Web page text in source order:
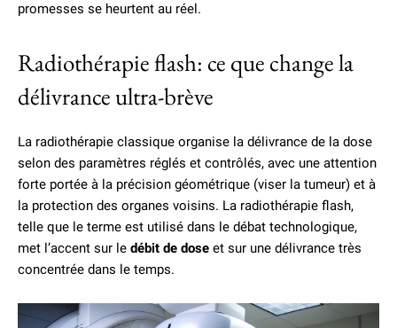
promesses se heurtent au réel.
Radiothérapie flash: ce que change la
délivrance ultra-brève
La radiothérapie classique organise la délivrance de la dose
selon des paramètres réglés et contrôlés, avec une attention
forte portée à la précision géométrique (viser la tumeur) et à
la protection des organes voisins. La radiothérapie flash,
telle que le terme est utilisé dans le débat technologique,
met l’accent sur le débit de dose et sur une délivrance très
concentrée dans le temps.